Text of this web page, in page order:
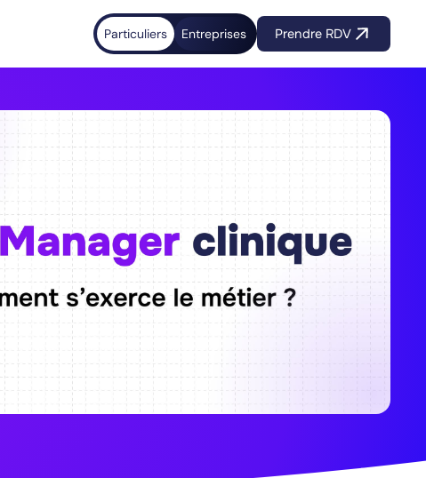
Particuliers Entreprises Prendre RDV